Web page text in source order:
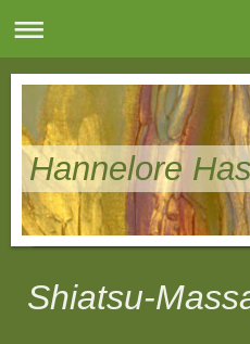
Hannelore
Shiatsu-